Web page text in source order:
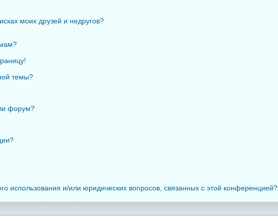
моих друзей и недругов?
темы?
форум?
использования и/или юридических вопросов, связанных с этой конференцией?